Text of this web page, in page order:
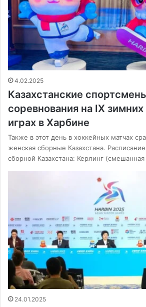
4.02.2025
Казахстанские
соревнования на IX зимних
играх в Харбине
Также в этот день в хоккейных матчах
женская сборные Казахстана.
сборной Казахстана: Керлинг
24.01.2025